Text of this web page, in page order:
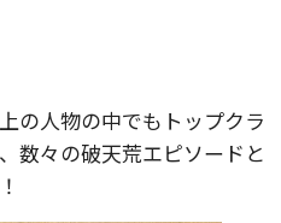
の人物の中でもトップクラ
数々の破天荒エピソードと